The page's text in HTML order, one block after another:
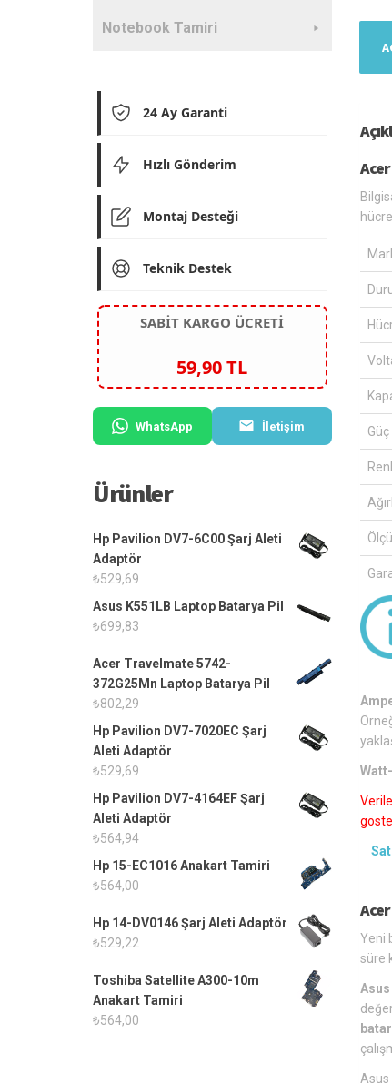
Yeni
süre
Asus
Notebook Tamiri
24 Ay Garanti
Hızlı Gönderim
Montaj Desteği
Teknik Destek
SABİT KARGO ÜCRETİ
59,90 TL
WhatsApp İletişim
Ürünler
Hp Pavilion DV7-6C00 Şarj Aleti
Adaptör
₺529,69
Asus K551LB Laptop Batarya Pil
₺699,83
Acer Travelmate 5742-
372G25Mn Laptop Batarya Pil
₺802,29
Hp Pavilion DV7-7020EC Şarj
Aleti Adaptör
₺529,69
Hp Pavilion DV7-4164EF Şarj
Aleti Adaptör
₺564,94
Hp 15-EC1016 Anakart Tamiri
₺564,00
Hp 14-DV0146 Şarj Aleti Adaptör
₺529,22
Toshiba Satellite A300-10m
Anakart Tamiri
₺564,00